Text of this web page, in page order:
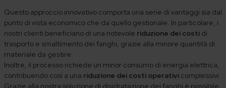
Questo approccio innovativo comporta una serie di vantaggi sia dal
punto di vista economico che da quello gestionale. In particolare, i
nostri clienti beneficiano di una notevole riduzione dei costidi
trasporto e smaltimento dei fanghi, grazie alla minore quantità di
materiale da gestire.
Inoltre, il processo richiede un minor consumo di energia elettrica,
contribuendo così a una riduzione dei costi operativicomplessivi.
Grazie alla nostra soluzione di disidratazione dei fanghi è possibile